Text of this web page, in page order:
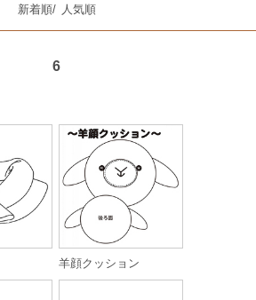
新着順/ 人気順
6
羊顔クッション